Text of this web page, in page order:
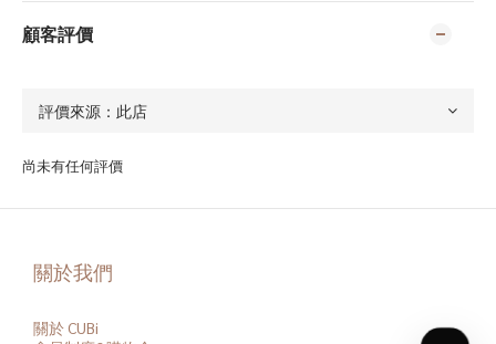
顧客評價
尚未有任何評價
關於我們
關於 CUBi